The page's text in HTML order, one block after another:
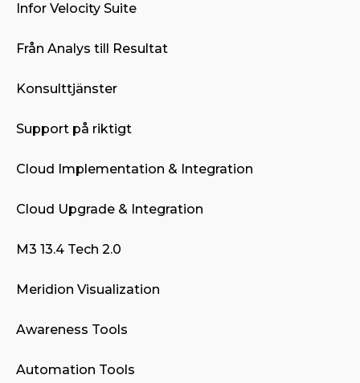
Infor Velocity Suite
Från Analys till Resultat
Konsulttjänster
Support på riktigt
Cloud Implementation & Integration
Cloud Upgrade & Integration
M3 13.4 Tech 2.0
Meridion Visualization
Awareness Tools
Automation Tools